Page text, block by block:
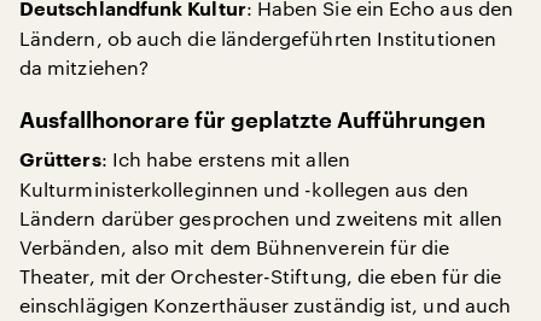
Deutschlandfunk Kultur: Haben Sie ein Echo aus den
Ländern, ob auch die ländergeführten Institutionen
da mitziehen?
Ausfallhonorare für geplatzte Aufführungen
Grütters: Ich habe erstens mit allen
Kulturministerkolleginnen und -kollegen aus den
Ländern darüber gesprochen und zweitens mit allen
Verbänden, also mit dem Bühnenverein für die
Theater, mit der Orchester-Stiftung, die eben für die
einschlägigen Konzerthäuser zuständig ist, und auch